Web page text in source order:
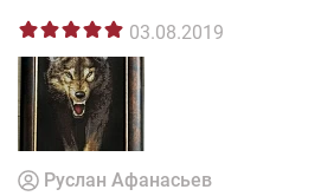
03.08.2019
Руслан Афанасьев